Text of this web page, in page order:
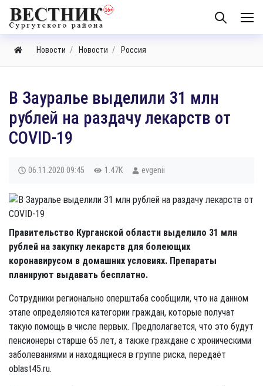
Новости Новости Россия
В Зауралье выделили 31 млн
рублей на раздачу лекарств от
COVID-19
06.11.2020 09:45 1.47K evgenii
Правительство Курганской области выделило 31 млн
рублей на закупку лекарств для болеющих
коронавирусом в домашних условиях. Препараты
планируют выдавать бесплатно.
Сотрудники регионально оперштаба сообщили, что на данном
этапе определяются категории граждан, которые получат
такую помощь в числе первых. Предполагается, что это будут
пенсионеры старше 65 лет, а также граждане с хроническими
заболеваниями и находящиеся в группе риска, передаёт
oblast45.ru.